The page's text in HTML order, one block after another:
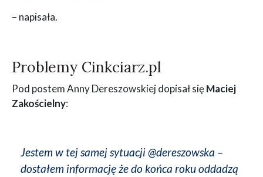
– napisała.
Problemy Cinkciarz.pl
Pod postem Anny Dereszowskiej dopisał sięMaciej
Zakościelny:
Jestem w tej samej sytuacji @dereszowska –
dostałem informację że do końca roku oddadzą